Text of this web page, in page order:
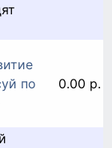
по
0.00 р.